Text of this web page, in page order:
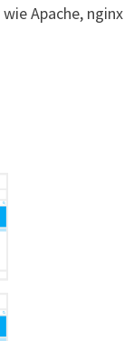
Apache, nginx